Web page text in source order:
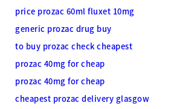
price prozac 60ml fluxet 10mg
generic prozac drug buy
to buy prozac check cheapest
prozac 40mg for cheap
prozac 40mg for cheap
cheapest prozac delivery glasgow